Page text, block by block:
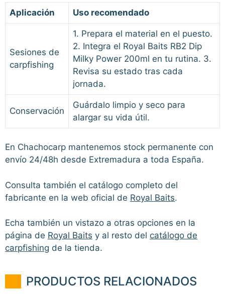
Aplicación Uso recomendado
Sesiones de
carpfishing
1. Prepara el material en el puesto.
2. Integra el Royal Baits RB2 Dip
Milky Power 200ml en tu rutina. 3.
Revisa su estado tras cada
jornada.
Conservación
Guárdalo limpio y seco para
alargar su vida útil.
En Chachocarp mantenemos stock permanente con
envío 24/48h desde Extremadura a toda España.
Consulta también el catálogo completo del
fabricante en la web oficial de Royal Baits.
Echa también un vistazo a otras opciones en la
página de Royal Baits y al resto del catálogo de
carpfishing de la tienda.
PRODUCTOS RELACIONADOS